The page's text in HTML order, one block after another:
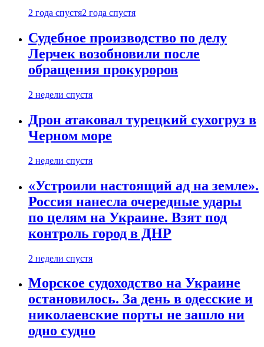
2 года спустя2 года спустя
Судебное производство по делу
Лерчек возобновили после
обращения прокуроров
2 недели спустя
Дрон атаковал турецкий сухогруз в
Черном море
2 недели спустя
«Устроили настоящий ад на земле».
Россия нанесла очередные удары
по целям на Украине. Взят под
контроль город в ДНР
2 недели спустя
Морское судоходство на Украине
остановилось. За день в одесские и
николаевские порты не зашло ни
одно судно